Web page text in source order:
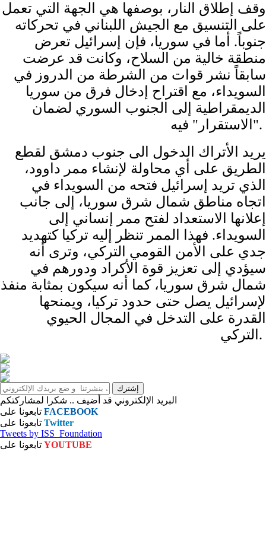
وقف إطلاق النار، بوصفها هي الجهة التي تعمل
على التنسيق مع الجيش اللبناني في تحركاته
جنوباً. أما في سوريا، فإن إسرائيل تعرض
منطقة خالية من السلاح، وكانت قد عرضت
سابقاً نشر قوات من الشرطة من الدروز في
السويداء، مع اقتراح إدخال فرق من سوريا
الديمقراطية إلى الجنوب السوري لضمان
"الاستقرار" فيه.
يريد الأتراك الدخول الى جنوب دمشق لقطع
الطريق على أي محاولة لإنشاء ممر داوود،
الذي تريد إسرائيل فتحه من السويداء في
اتجاه مناطق شمال شرق سوريا، إلى جانب
إعلانها الاستعداد لفتح ممر إنساني إلى
السويداء. فهذا الممر تنظر إليه تركيا كتهديد
جدي على الأمن القومي التركي، وترى أنه
سيؤدي إلى تعزيز قوة الأكراد ودورهم في
شمال شرق سوريا، كما أنه سيكون بمثابة منفذ
لإسرائيل يصل حتى حدود تركيا، ويمنحها
القدرة على التدخل في المجال الحيوي
التركي.
البريد الإلكتروني قد أضيف .. شكرا لمشاركتكم
FACEBOOK
Twitter
Tweets by ISS_Foundation
YOUTUBE